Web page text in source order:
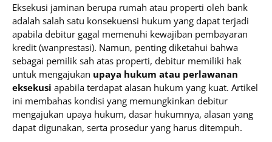
Eksekusi jaminan berupa rumah atau properti oleh bank
adalah salah satu konsekuensi hukum yang dapat terjadi
apabila debitur gagal memenuhi kewajiban pembayaran
kredit (wanprestasi). Namun, penting diketahui bahwa
sebagai pemilik sah atas properti, debitur memiliki hak
untuk mengajukan upaya hukum atau perlawanan
eksekusi apabila terdapat alasan hukum yang kuat. Artikel
ini membahas kondisi yang memungkinkan debitur
mengajukan upaya hukum, dasar hukumnya, alasan yang
dapat digunakan, serta prosedur yang harus ditempuh.